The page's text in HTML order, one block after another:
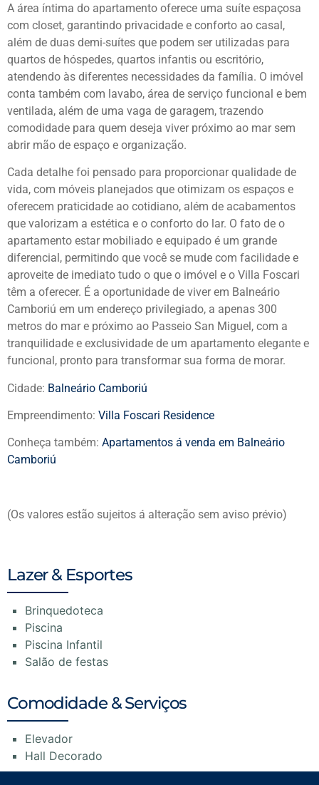
A área íntima do apartamento oferece uma suíte espaçosa
com closet, garantindo privacidade e conforto ao casal,
além de duas demi-suítes que podem ser utilizadas para
quartos de hóspedes, quartos infantis ou escritório,
atendendo às diferentes necessidades da família. O imóvel
conta também com lavabo, área de serviço funcional e bem
ventilada, além de uma vaga de garagem, trazendo
comodidade para quem deseja viver próximo ao mar sem
abrir mão de espaço e organização.
Cada detalhe foi pensado para proporcionar qualidade de
vida, com móveis planejados que otimizam os espaços e
oferecem praticidade ao cotidiano, além de acabamentos
que valorizam a estética e o conforto do lar. O fato de o
apartamento estar mobiliado e equipado é um grande
diferencial, permitindo que você se mude com facilidade e
aproveite de imediato tudo o que o imóvel e o Villa Foscari
têm a oferecer. É a oportunidade de viver em Balneário
Camboriú em um endereço privilegiado, a apenas 300
metros do mar e próximo ao Passeio San Miguel, com a
tranquilidade e exclusividade de um apartamento elegante e
funcional, pronto para transformar sua forma de morar.
Cidade: Balneário Camboriú
Empreendimento: Villa Foscari Residence
Conheça também: Apartamentos á venda em Balneário
Camboriú
(Os valores estão sujeitos á alteração sem aviso prévio)
Lazer & Esportes
Brinquedoteca
Piscina
Piscina Infantil
Salão de festas
Comodidade & Serviços
Elevador
Hall Decorado